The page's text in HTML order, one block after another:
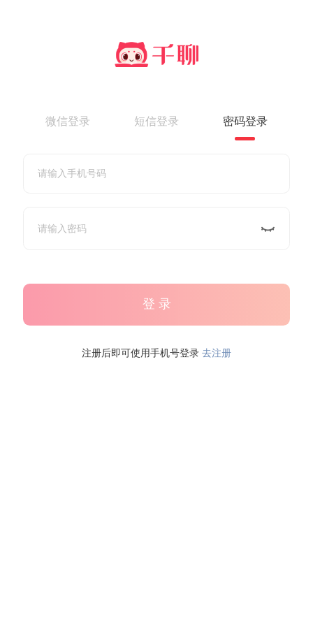
微信登录 短信登录 密码登录
登 录
注册后即可使用手机号登录 去注册